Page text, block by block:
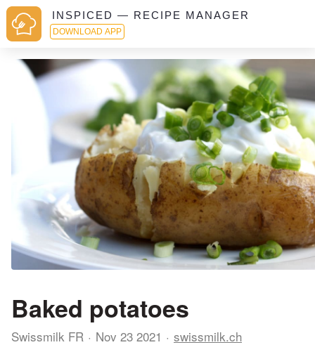
INSPICED — RECIPE MANAGER
DOWNLOAD APP
Baked potatoes
Swissmilk FR Nov 23 2021 swissmilk.ch